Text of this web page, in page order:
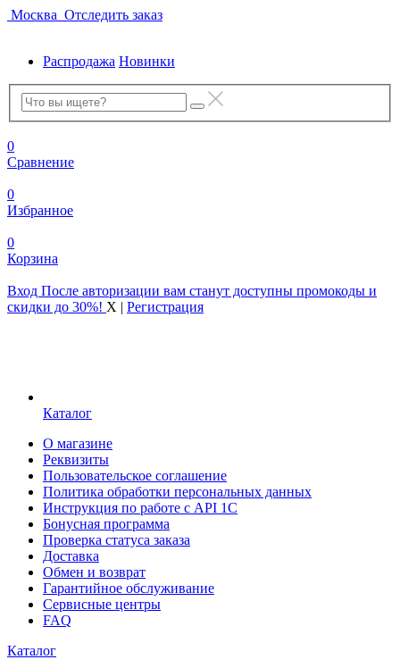
Москва Отследить заказ
Распродажа Новинки
0
Сравнение
0
Избранное
0
Корзина
Вход После авторизации вам станут доступны промокоды и
скидки до 30%! X | Регистрация
Каталог
О магазине
Реквизиты
Пользовательское соглашение
Политика обработки персональных данных
Инструкция по работе с API 1C
Бонусная программа
Проверка статуса заказа
Доставка
Обмен и возврат
Гарантийное обслуживание
Сервисные центры
FAQ
Каталог